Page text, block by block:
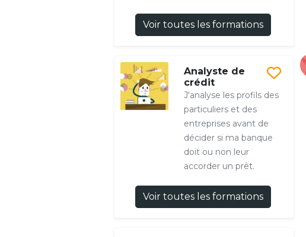
Voir toutes les formations
Analyste de
crédit
J'analyse les profils des
particuliers et des
entreprises avant de
décider si ma banque
doit ou non leur
accorder un prêt.
Voir toutes les formations